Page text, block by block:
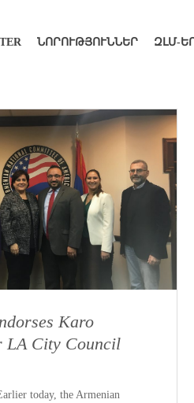
ՆՈՐՈՒԹՅՈՒՆՆԵՐ ԶԼՄ-
Karo
LA City Council
today, the Armenian